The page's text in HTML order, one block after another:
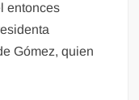
entonces
Gómez, quien